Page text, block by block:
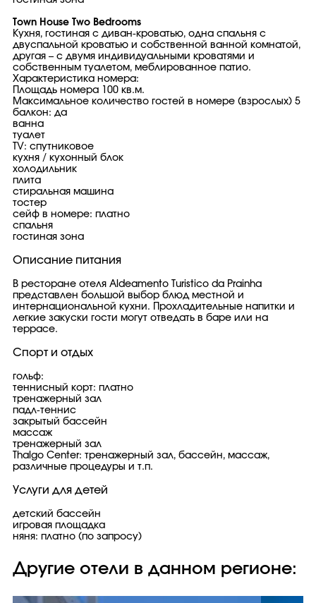
Town House Two Bedrooms
Кухня, гостиная с диван-кроватью, одна спальня с
двуспальной кроватью и собственной ванной комнатой,
другая – с двумя индивидуальными кроватями и
собственным туалетом, меблированное патио.
Характеристика номера:
Площадь номера 100 кв.м.
Максимальное количество гостей в номере (взрослых) 5
балкон: да
ванна
туалет
TV: спутниковое
кухня / кухонный блок
холодильник
плита
стиральная машина
тостер
сейф в номере: платно
спальня
гостиная зона
Описание питания
В ресторане отеля Aldeamento Turistico da Prainha
представлен большой выбор блюд местной и
интернациональной кухни. Прохладительные напитки и
легкие закуски гости могут отведать в баре или на
террасе.
Спорт и отдых
гольф:
теннисный корт: платно
тренажерный зал
падл-теннис
закрытый бассейн
массаж
тренажерный зал
Thalgo Center: тренажерный зал, бассейн, массаж,
различные процедуры и т.п.
Услуги для детей
детский бассейн
игровая площадка
няня: платно (по запросу)
Другие отели в данном регионе: